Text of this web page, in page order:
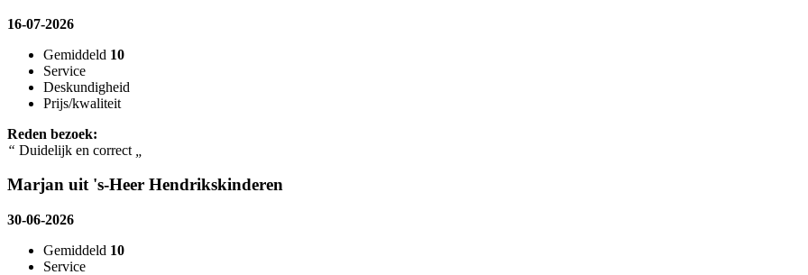
16-07-2026
Gemiddeld 10
Service
Deskundigheid
Prijs/kwaliteit
Reden bezoek:
“ Duidelijk en correct
Marjan uit 's-Heer Hendrikskinderen
30-06-2026
Gemiddeld 10
Service